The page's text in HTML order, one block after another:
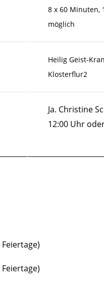
8 x 60 Minuten,
möglich
Heilig Geist-
Klosterflur2
Ja. Christine
12:00 Uhr